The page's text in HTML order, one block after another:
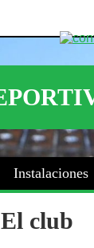
Instalaciones
El club